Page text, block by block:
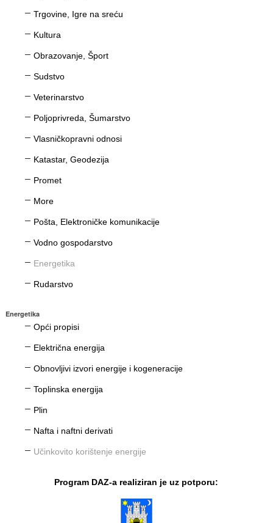
Trgovine, Igre na sreću
Kultura
Obrazovanje, Šport
Sudstvo
Veterinarstvo
Poljoprivreda, Šumarstvo
Vlasničkopravni odnosi
Katastar, Geodezija
Promet
More
Pošta, Elektroničke komunikacije
Vodno gospodarstvo
Energetika
Rudarstvo
Energetika
Opći propisi
Električna energija
Obnovljivi izvori energije i kogeneracije
Toplinska energija
Plin
Nafta i naftni derivati
Učinkovito korištenje energije
Program DAZ-a realiziran je uz potporu: